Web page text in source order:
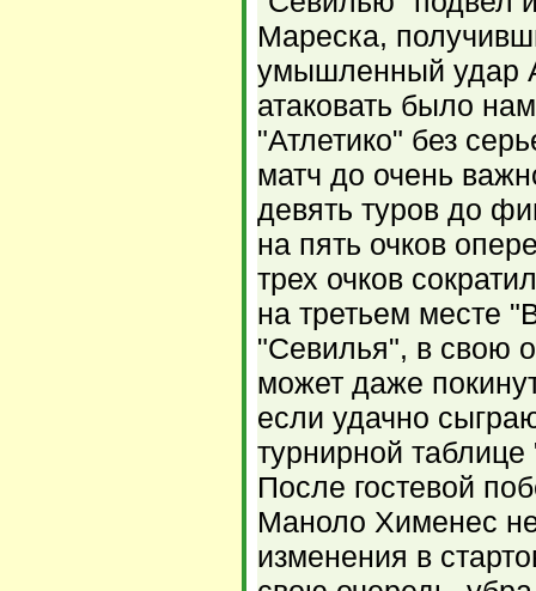
Мареска,
умышленный удар
атаковать было
"Атлетико" без
матч до очень
девять туров до
на пять очков
трех очков
на третьем месте
"Севилья", в свою
может даже
если удачно
турнирной
После гостевой
Маноло Хименес
изменения в